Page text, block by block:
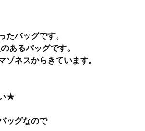
バッグです。
あるバッグです。
ネスからきています。
★
ッグなので